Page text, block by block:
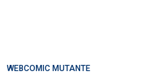
WEBCOMIC MUTANTE